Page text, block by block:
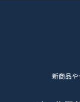
新商品や